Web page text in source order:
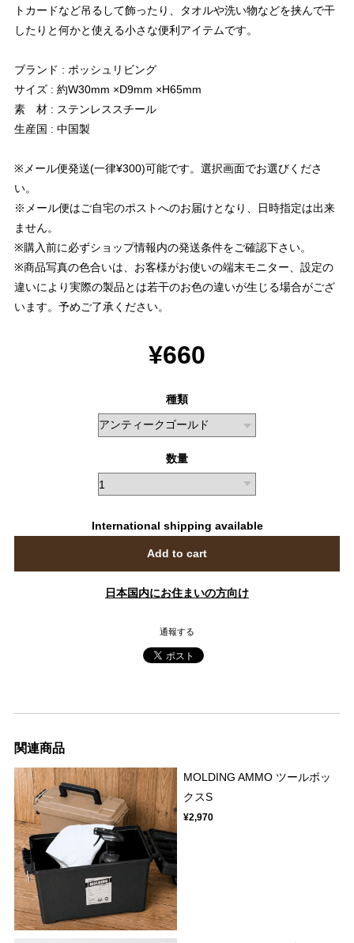
トカードなど吊るして飾ったり、タオルや洗い物などを挟んで干
したりと何かと使える小さな便利アイテムです。
ブランド : ポッシュリビング
サイズ : 約W30mm ×D9mm ×H65mm
素 材 : ステンレススチール
生産国 : 中国製
※メール便発送(一律¥300)可能です。選択画面でお選びくださ
い。
※メール便はご自宅のポストへのお届けとなり、日時指定は出来
ません。
※購入前に必ずショップ情報内の発送条件をご確認下さい。
※商品写真の色合いは、お客様がお使いの端末モニター、設定の
違いにより実際の製品とは若干のお色の違いが生じる場合がござ
います。予めご了承ください。
¥660
種類
数量
International shipping available
Add to cart
日本国内にお住まいの方向け
通報する
関連商品
MOLDING AMMO ツールボッ
クスS
¥2,970